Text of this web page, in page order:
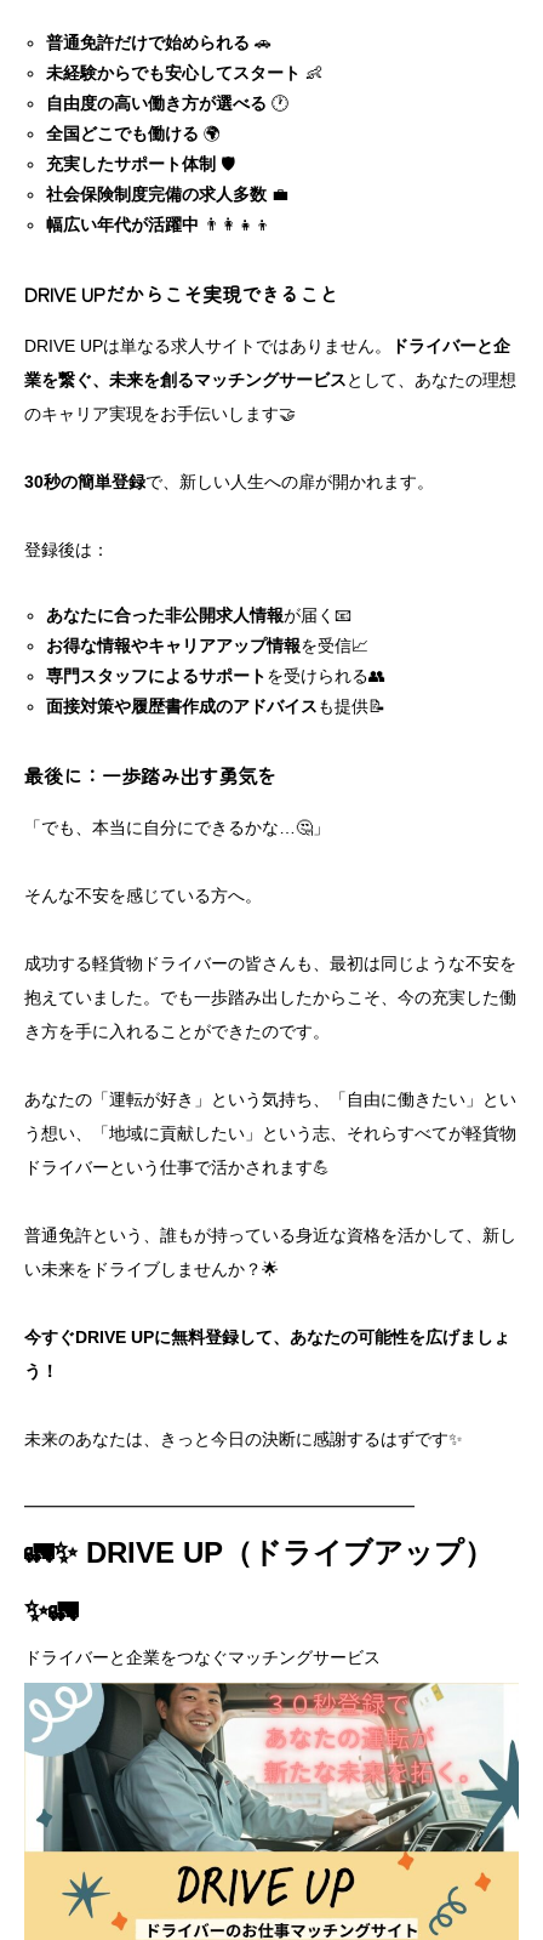
普通免許だけで始められる 🚗
未経験からでも安心してスタート 👶
自由度の高い働き方が選べる 🕐
全国どこでも働ける 🌍
充実したサポート体制 🛡️
社会保険制度完備の求人多数 💼
幅広い年代が活躍中 👨‍👩‍👧‍👦
DRIVE UPだからこそ実現できること
DRIVE UPは単なる求人サイトではありません。
ドライバーと企
業を繋ぐ、未来を創るマッチングサービスとして、あなたの理想
のキャリア実現をお手伝いします🤝
30秒の簡単登録で、新しい人生への扉が開かれます。
登録後は：
あなたに合った非公開求人情報が届く📧
お得な情報やキャリアアップ情報を受信📈
専門スタッフによるサポートを受けられる👥
面接対策や履歴書作成のアドバイスも提供📝
最後に：一歩踏み出す勇気を
「でも、本当に自分にできるかな…🤔」
そんな不安を感じている方へ。
成功する軽貨物ドライバーの皆さんも、最初は同じような不安を
抱えていました。でも一歩踏み出したからこそ、今の充実した働
き方を手に入れることができたのです。
あなたの「運転が好き」という気持ち、「自由に働きたい」とい
う想い、「地域に貢献したい」という志、それらすべてが軽貨物
ドライバーという仕事で活かされます💪
普通免許という、誰もが持っている身近な資格を活かして、新し
い未来をドライブしませんか？🌟
今すぐDRIVE UPに無料登録して、あなたの可能性を広げましょ
う！
未来のあなたは、きっと今日の決断に感謝するはずです✨
━━━━━━━━━━━━━━━━━━━━━━━
🚛✨ DRIVE UP（ドライブアップ）
✨🚛
ドライバーと企業をつなぐマッチングサービス